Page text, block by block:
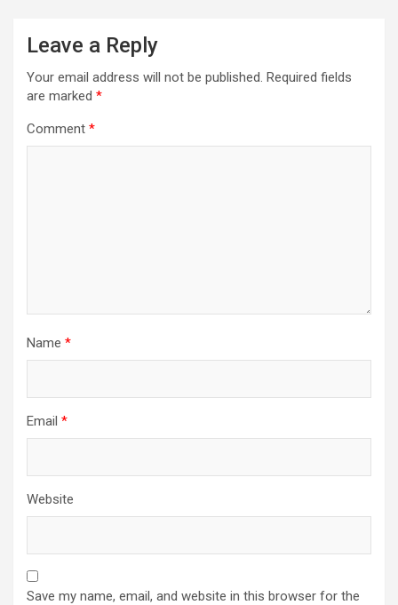
Leave a Reply
Your email address will not be published. Required fields
are marked *
Comment *
Name *
Email *
Website
Save my name, email, and website in this browser for the